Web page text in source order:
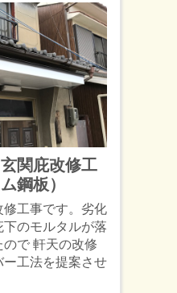
関庇改修工
鋼板）
工事です。劣化
のモルタルが落
で 軒天の改修
ー工法を提案させ